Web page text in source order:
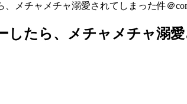
メチャメチャ溺愛されてしまった件＠
したら、メチャメチャ溺